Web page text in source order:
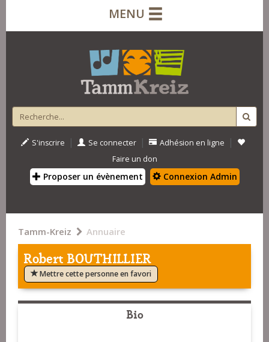
MENU
S'inscrire | Se connecter | Adhésion en ligne |
Faire un don
Proposer un évènement Connexion Admin
Tamm-Kreiz Annuaire
Robert BOUTHILLIER
Mettre cette personne en favori
Bio